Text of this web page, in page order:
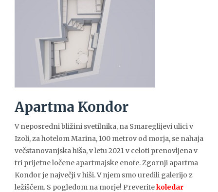
Apartma Kondor
V neposredni bližini svetilnika, na Smareglijevi ulici v
Izoli, za hotelom Marina, 100 metrov od morja, se nahaja
večstanovanjska hiša, v letu 2021 v celoti prenovljena v
tri prijetne ločene apartmajske enote. Zgornji apartma
Kondor je največji v hiši. V njem smo uredili galerijo z
ležiščem. S pogledom na morje! Preveritekoledar